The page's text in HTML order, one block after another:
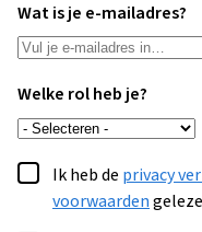
Wat is je e-mailadres?
Welke rol heb je?
Ik heb de privacy
voorwaarden